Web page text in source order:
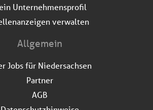
Unternehmensprofil
verwalten
Allgemein
Jobs für Niedersachsen
Partner
AGB